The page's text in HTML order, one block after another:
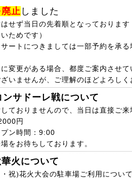
止 しました
せず当日の先着順となっております
ためです）
ートにつきましては一部予約を承る
変更がある場合、都度ご案内させ
いませんが、ご理解のほどよろしく
サドーレ戦について
ておりませんので、当日は直接ご来
円
ン時間：9:00
をお待ちしております。
火について
祝)花火大会の駐車場ご利用につい